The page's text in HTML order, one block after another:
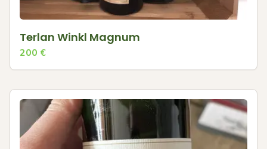
Terlan Winkl Magnum
200 €